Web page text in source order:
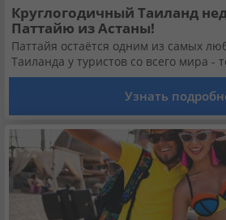
Контакты
Кабинет туриста
Валюта: KZT USD EUR
Язык: Русский Қазақша
Круглогодичный Таиланд
Паттайю из Астаны!
Паттайя остаётся одним из самых
Таиланда у туристов со всего мира -
Узнать